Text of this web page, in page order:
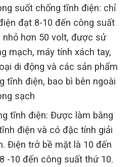
suốt chống tĩnh điện: chỉ
đạt 8-10 đến công suất
nhỏ hơn 50 volt, được sử
mạch, máy tính xách tay,
di động và các sản phẩm
tĩnh điện, bao bì bên ngoài
sạch
tĩnh điện: Được làm bằng
điện và có đặc tính giải
Điện trở bề mặt là 10 đến
-10 đến công suất thứ 10.